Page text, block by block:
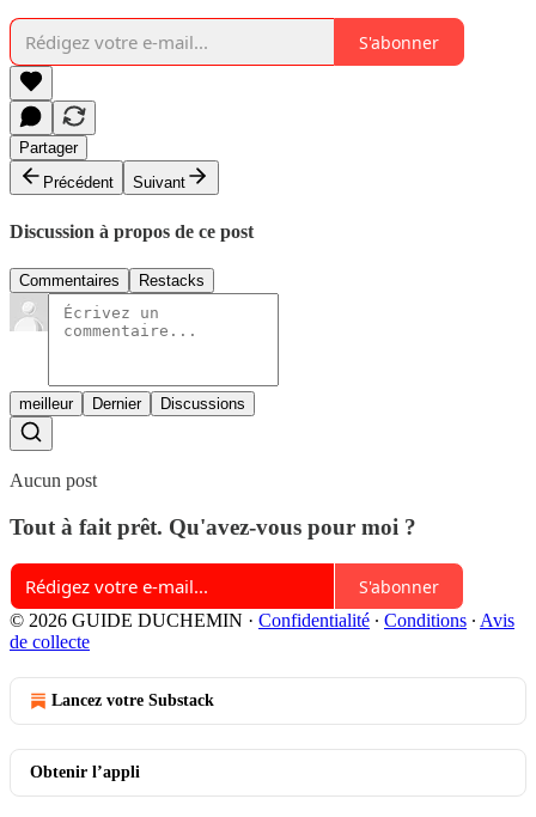
S'abonner
Partager
Précédent
Suivant
Discussion à propos de ce post
Commentaires Restacks
meilleur Dernier Discussions
Aucun post
Tout à fait prêt. Qu'avez-vous pour moi ?
S'abonner
© 2026 GUIDE DUCHEMIN · Confidentialité ∙ Conditions ∙ Avis
de collecte
Lancez votre Substack
Obtenir l’appli